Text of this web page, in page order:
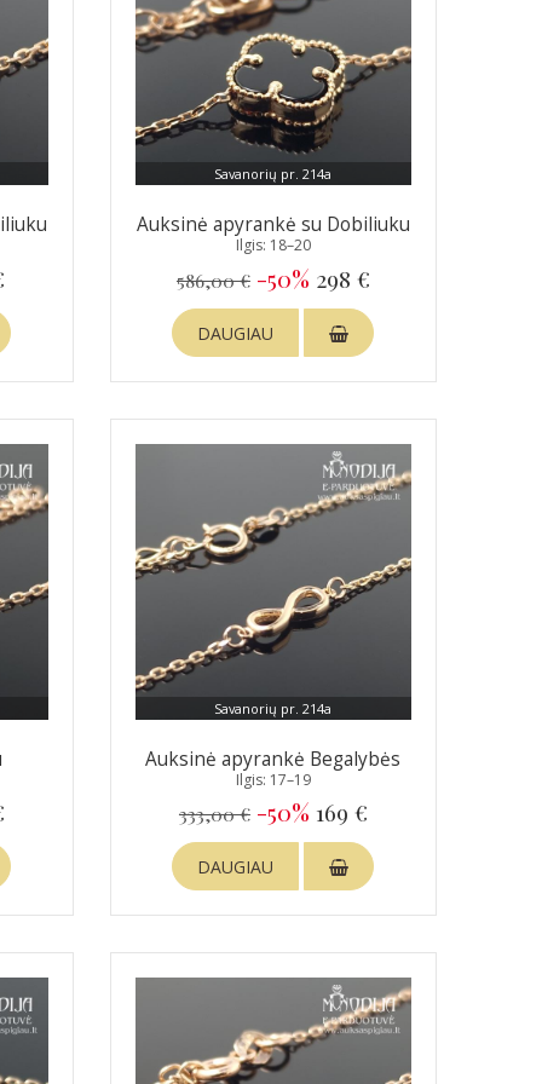
Savanorių pr. 214a
Auksinė apyrankė su Dobiliuku
Ilgis: 18–20
586,00 € -50% 298 €
DAUGIAU
Savanorių pr. 214a
Auksinė apyrankė Begalybės
Ilgis: 17–19
333,00 € -50% 169 €
DAUGIAU